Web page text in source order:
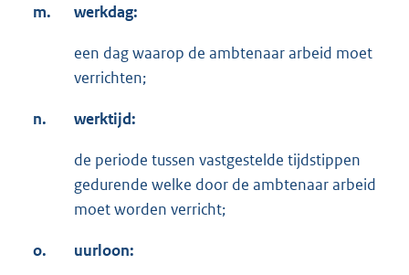
m. werkdag:
een dag waarop de ambtenaar arbeid moet
verrichten;
n. werktijd:
de periode tussen vastgestelde tijdstippen
gedurende welke door de ambtenaar arbeid
moet worden verricht;
o. uurloon: